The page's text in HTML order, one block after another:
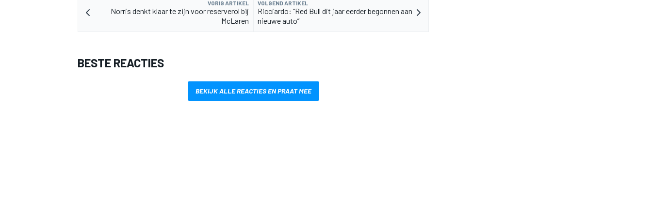
VORIG ARTIKEL
Norris denkt klaar te zijn voor reserverol bij
McLaren
VOLGEND ARTIKEL
Ricciardo: “Red Bull dit jaar eerder begonnen aan
nieuwe auto”
BESTE REACTIES
BEKIJK ALLE REACTIES EN PRAAT MEE